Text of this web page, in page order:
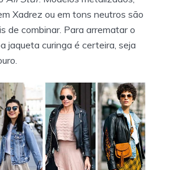
Xadrez ou em tons neutros são
de combinar. Para arrematar o
jaqueta curinga é certeira, seja